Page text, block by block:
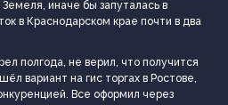
иначе бы запуталась в
в Краснодарском крае почти в два
полгода, не верил, что получится
вариант на гис торгах в Ростове,
Все оформил через